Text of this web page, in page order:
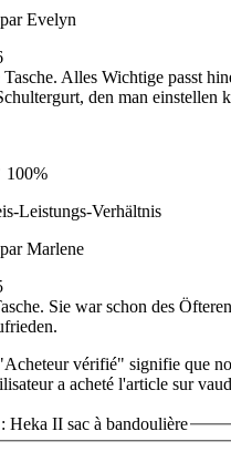
Evelyn
Alles Wichtige passt
den man einstellen
100%
Leistungs-Verhältnis
Marlene
Sie war schon des
vérifié" signifie que
a acheté l'article sur
Heka II sac à bandoulière